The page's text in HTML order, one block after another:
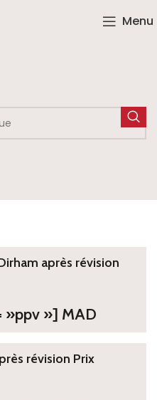
Menu
après révision
»] MAD
révision Prix